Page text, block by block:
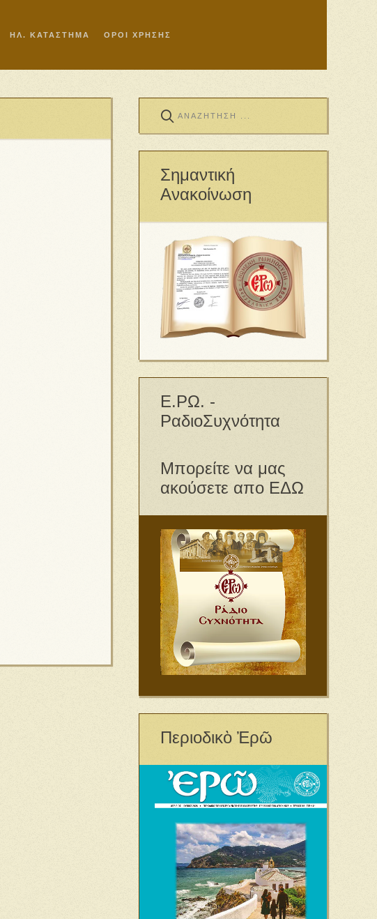
ΗΛ. ΚΑΤΑΣΤΗΜΑ ΟΡΟΙ ΧΡΗΣΗΣ
Σημαντική
Ανακοίνωση
Ε.ΡΩ. -
ΡαδιοΣυχνότητα
Μπορείτε να μας
ακούσετε απο ΕΔΩ
Περιοδικὸ Ἐρῶ